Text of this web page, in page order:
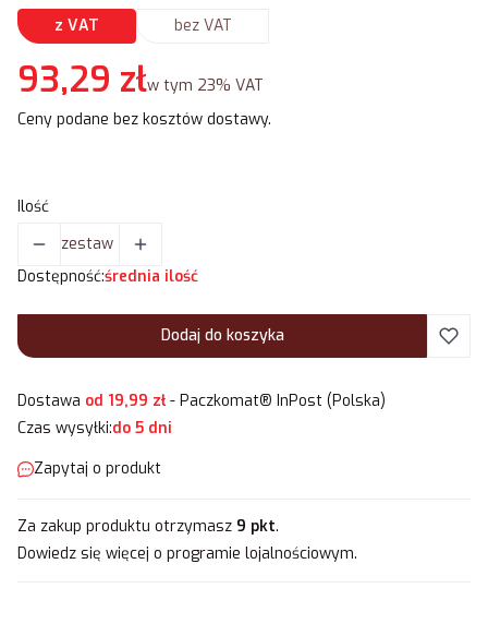
z VAT bez VAT
Cena
93,29 złw tym 23% VAT
w tym 23% VAT
Ceny podane bez kosztów dostawy.
Ilość
zestaw
Dostępność:średnia ilość
Dodaj do koszyka
Dostawa od 19,99 zł- Paczkomat® InPost (Polska)
Czas wysyłki:do 5 dni
Zapytaj o produkt
Za zakup produktu otrzymasz 9 pkt.
Dowiedz się więcej o programie lojalnościowym.